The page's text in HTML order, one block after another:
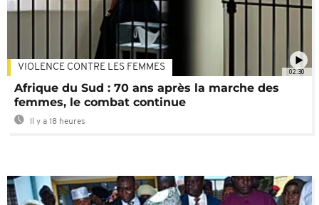
02:30
VIOLENCE CONTRE LES FEMMES
Afrique du Sud : 70 ans après la marche des
femmes, le combat continue
Il y a 18 heures